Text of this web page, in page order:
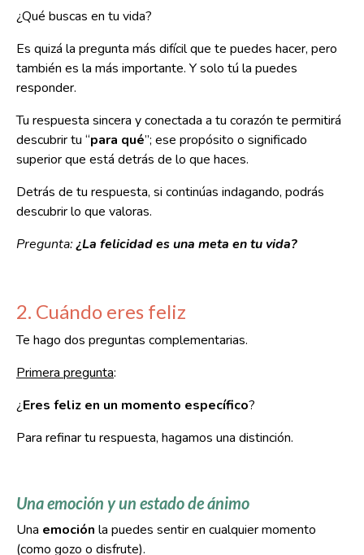
¿Qué buscas en tu vida?
Es quizá la pregunta más difícil que te puedes hacer, pero
también es la más importante. Y solo tú la puedes
responder.
Tu respuesta sincera y conectada a tu corazón te permitirá
descubrir tu “para qué”; ese propósito o significado
superior que está detrás de lo que haces.
Detrás de tu respuesta, si continúas indagando, podrás
descubrir lo que valoras.
Pregunta:¿La felicidad es una meta en tu vida?
2. Cuándo eres feliz
Te hago dos preguntas complementarias.
Primera pregunta:
¿Eres feliz en un momento específico?
Para refinar tu respuesta, hagamos una distinción.
Una emoción y un estado de ánimo
Una emoción la puedes sentir en cualquier momento
(como gozo o disfrute).